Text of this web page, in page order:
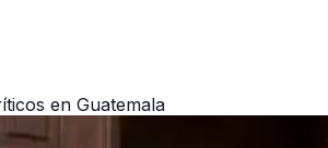
en Guatemala